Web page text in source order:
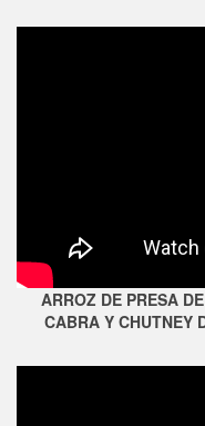
ARROZ DE PRESA
CABRA Y CHUTNEY